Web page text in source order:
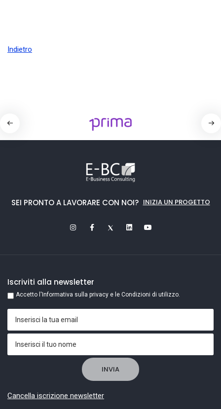
Indietro
SEI PRONTO A LAVORARE CON NOI? INIZIA UN PROGETTO
Iscriviti alla newsletter
Accetto l'Informativa sulla privacy e le Condizioni di utilizzo.
Cancella iscrizione newsletter